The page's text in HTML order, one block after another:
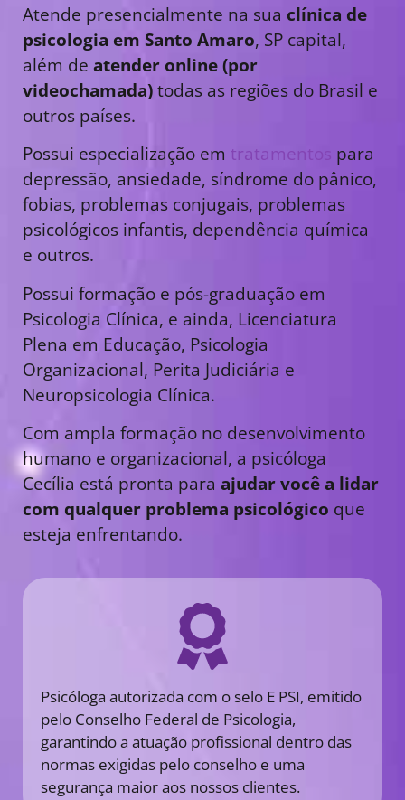
Atende presencialmente na sua clínica de
psicologia em Santo Amaro, SP capital,
além de atender online (por
videochamada)todas as regiões do Brasil e
outros países.
Possui especialização em tratamentos para
depressão, ansiedade, síndrome do pânico,
fobias, problemas conjugais, problemas
psicológicos infantis, dependência química
e outros.
Possui formação e pós-graduação em
Psicologia Clínica, e ainda, Licenciatura
Plena em Educação, Psicologia
Organizacional, Perita Judiciária e
Neuropsicologia Clínica.
Com ampla formação no desenvolvimento
humano e organizacional, a psicóloga
Cecília está pronta para ajudar você a lidar
com qualquer problema psicológico que
esteja enfrentando.
Psicóloga autorizada com o selo E PSI, emitido
pelo Conselho Federal de Psicologia,
garantindo a atuação profissional dentro das
normas exigidas pelo conselho e uma
segurança maior aos nossos clientes.